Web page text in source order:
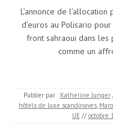
L’annonce de
d’euros au Polisario
front sahraoui dans les
comme un
Publier par : Katherine Junger
hôtels de luxe scandinaves,
UE // octobre